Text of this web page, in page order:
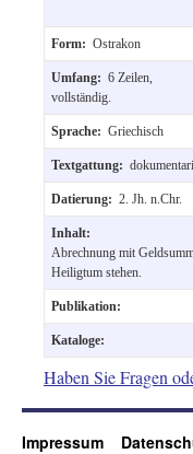
Form: Ostrakon
Umfang: 6 Zeilen,
vollständig.
Sprache: Griechisch
Textgattung:
Datierung: 2. Jh. n.Chr.
Inhalt:
Abrechnung mit
Heiligtum stehen.
Publikation:
Kataloge:
Haben Sie Fragen
Impressum